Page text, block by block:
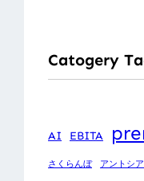
Catogery
AI EBITA
さくらんぼ アントシ